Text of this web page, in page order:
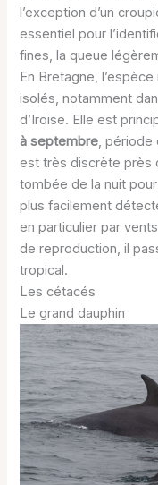
l’exception d’un
essentiel pour
fines, la queue
En Bretagne,
isolés, notamment
d’Iroise. Elle est
à septembre ,
est très discrète près
tombée de la nuit
plus facilement
en particulier par
de reproduction, il
tropical.
Les cétacés
Le grand dauphin